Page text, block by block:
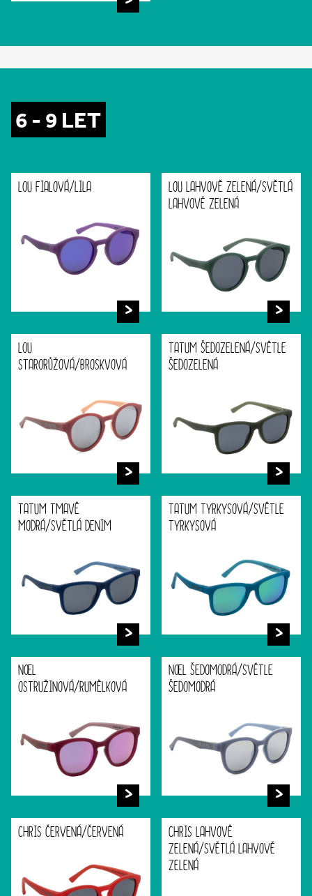
6 - 9 LET
LOU FIALOVÁ/LILA
LOU LAHVOVĚ ZELENÁ/SVĚTLÁ
LAHVOVĚ ZELENÁ
LOU
STARORŮŽOVÁ/BROSKVOVÁ
TATUM ŠEDOZELENÁ/SVĚTLE
ŠEDOZELENÁ
TATUM TMAVĚ
MODRÁ/SVĚTLÁ DENIM
TATUM TYRKYSOVÁ/SVĚTLE
TYRKYSOVÁ
NOEL
OSTRUŽINOVÁ/RUMĚLKOVÁ
NOEL ŠEDOMODRÁ/SVĚTLE
ŠEDOMODRÁ
CHRIS ČERVENÁ/ČERVENÁ
CHRIS LAHVOVĚ
ZELENÁ/SVĚTLÁ LAHVOVĚ
ZELENÁ